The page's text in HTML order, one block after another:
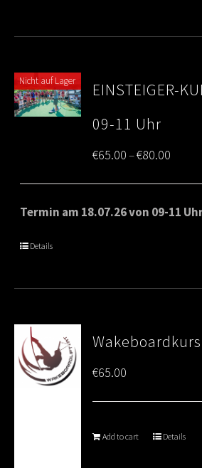
Nicht auf Lager
EINSTEIGER-
09-11 Uhr
€65.00–€80.00
range:
€65.00
Termin am 18.07.26 von 09-11
Details
€65.00
Add to cart Details